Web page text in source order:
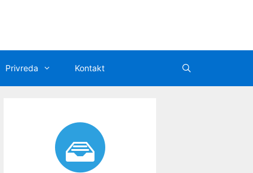
Privreda Kontakt